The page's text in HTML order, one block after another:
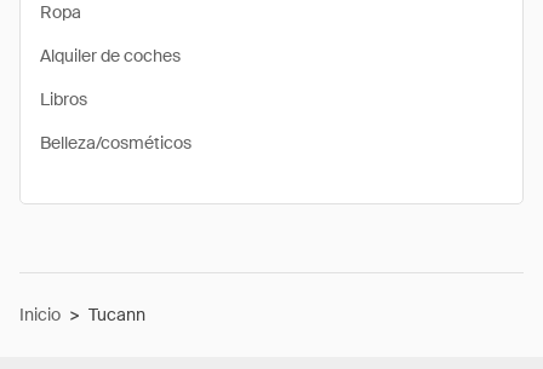
Ropa
Alquiler de coches
Libros
Belleza/cosméticos
Inicio > Tucann